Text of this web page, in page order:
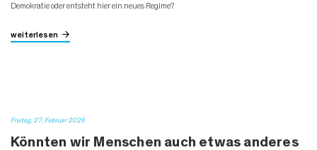
Demokratie oder entsteht hier ein neues Regime?
weiterlesen
Freitag, 27. Februar 2026
Könnten wir Menschen auch etwas anderes